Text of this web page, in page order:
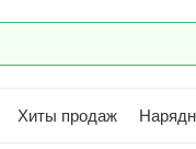
Хиты продаж